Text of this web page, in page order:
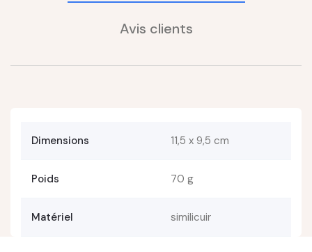
Avis clients
Dimensions 11,5 x 9,5 cm
Poids 70 g
Matériel similicuir